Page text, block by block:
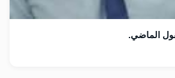
الماضي.